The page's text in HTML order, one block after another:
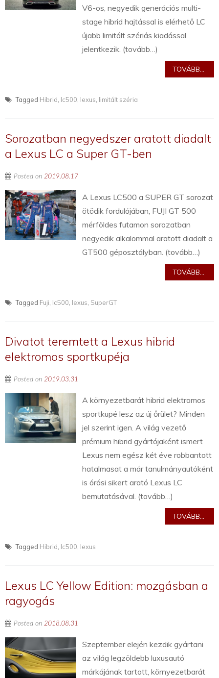
V6-os, negyedik generációs multi-
stage hibrid hajtással is elérhető LC
újabb limitált szériás kiadással
jelentkezik. (tovább…)
TOVÁBB...
Tagged Hibrid lc500 lexus limitált széria
Sorozatban negyedszer aratott diadalt
a Lexus LC a Super GT-ben
Posted on 2019.08.17
A Lexus LC500 a SUPER GT sorozat
ötödik fordulójában, FUJI GT 500
mérföldes futamon sorozatban
negyedik alkalommal aratott diadalt a
GT500 géposztályban. (tovább…)
TOVÁBB...
Tagged Fuji lc500 lexus SuperGT
Divatot teremtett a Lexus hibrid
elektromos sportkupéja
Posted on 2019.03.31
A környezetbarát hibrid elektromos
sportkupé lesz az új őrület? Minden
jel szerint igen. A világ vezető
prémium hibrid gyártójaként ismert
Lexus nem egész két éve robbantott
hatalmasat a már tanulmányautóként
is órási sikert arató Lexus LC
bemutatásával. (tovább…)
TOVÁBB...
Tagged Hibrid lc500 lexus
Lexus LC Yellow Edition: mozgásban a
ragyogás
Posted on 2018.08.31
Szeptember elején kezdik gyártani
az világ legzöldebb luxusautó
márkájának tartott, környezetbarát